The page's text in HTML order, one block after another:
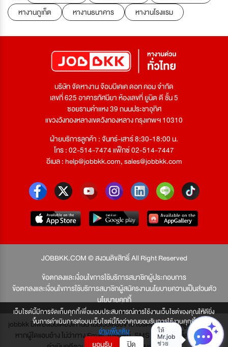
เว็บไซต์นี้มีการจัดเก็บคุกกี้เพื่อมอบประสบการณ์การใช้งานเว็บไซต์ของคุณให้ดียิ่ง
ขึ้นการดำเนินการต่อบนเว็บไซต์นี้ถือว่าคุณยอมรับการใช้งานคุกกี้
อ่านเพิ่มเติม
ยอมรับ ปิด
หางานภูเก็ต
หางานธนาคาร หางานโรงแรม
บริษัท จัดหางาน จ๊อบบีเคเค ดอท คอม จำกัด
เลขที่ 625 อาคารทัศนียา ห้องเลขที่ ยูนิต ดี ชั้น 5
ซอยรามคำแหง 39 ถนนประชาอุทิศ
แขวงวังทองหลางเขตวังทองหลาง กรุงเทพฯ 10310
ฝ่ายบริการลูกค้า : จันทร์-เสาร์ 8:30-18:00 น.
โทร : 02-514-7474 แฟ็กซ์ 02-514-7447
อีเมล :help@jobbkk.com,sales@jobbkk.com
JOBBKK.COM © สงวนลิขสิทธิ์ All Right Reserved
ข้อตกลงและเงื่อนไขการใช้บริการสมาชิกผู้ประกอบการ
ข้อตกลงและเงื่อนไขการใช้บริการสมาชิกผู้สมัครงานนโยบายความเป็นส่วนตัว
นโยบายคุกกี้
jobbkk มีเพียงเว็บเดียวเท่านั้น ไม่มีเว็บเครือข่าย โปรดอย่าหลงเชื่อผู้แอบอ้าง และ
หากผู้ใดแอบอ้าง ไม่ว่าทาง Email, โทรศัพท์, SMS หรือทางใดก็ตาม จะถูก